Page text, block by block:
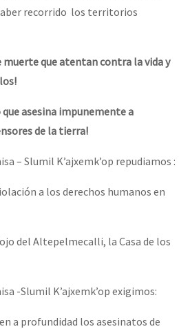
recorrido los territorios
muerte que atentan contra la vida y
asesina impunemente a
de la tierra!
– Slumil K’ajxemk’op repudiamos :
a los derechos humanos en
del Altepelmecalli, la Casa de los
-Slumil K’ajxemk’op exigimos:
a profundidad los asesinatos de